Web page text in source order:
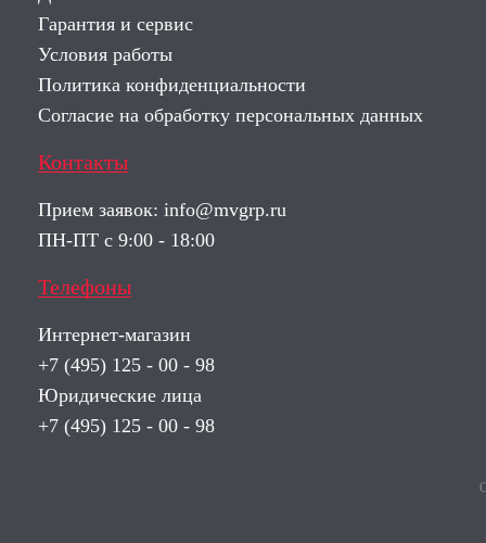
Гарантия и сервис
Условия работы
Политика конфиденциальности
Согласие на обработку персональных данных
Контакты
Прием заявок: info@mvgrp.ru
ПН-ПТ с 9:00 - 18:00
Телефоны
Интернет-магазин
+7 (495) 125 - 00 - 98
Юридические лица
+7 (495) 125 - 00 - 98